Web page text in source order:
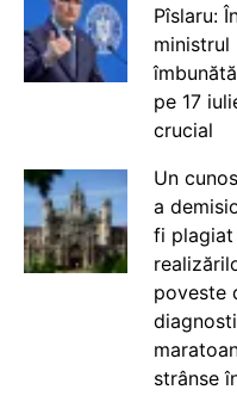
Pîslaru:
ministrul
pe 17
crucial
Un
a
fi plagiat
poveste
strânse